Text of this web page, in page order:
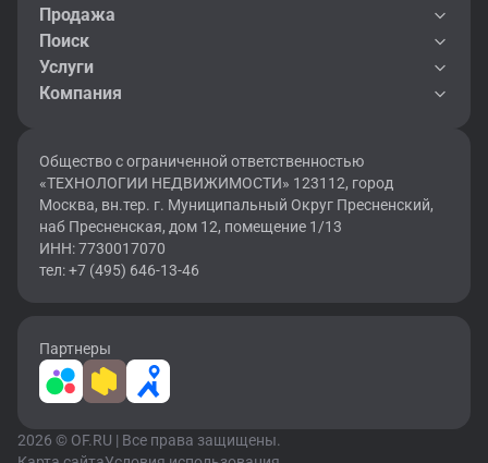
Продажа
Поиск
Услуги
Компания
Общество с ограниченной ответственностью
«ТЕХНОЛОГИИ НЕДВИЖИМОСТИ» 123112, город
Москва, вн.тер. г. Муниципальный Округ Пресненский,
наб Пресненская, дом 12, помещение 1/13
ИНН: 7730017070
тел: +7 (495) 646-13-46
Партнеры
2026 © OF.RU | Все права защищены.